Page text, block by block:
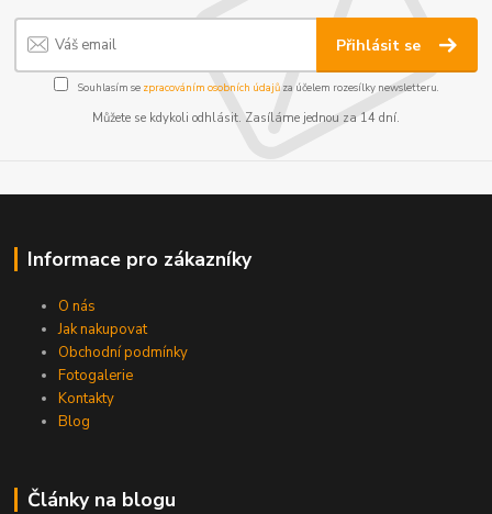
Přihlásit se
Souhlasím se zpracováním osobních údajůza účelem rozesílky newsletteru.
Můžete se kdykoli odhlásit. Zasíláme jednou za 14 dní.
Informace pro zákazníky
O nás
Jak nakupovat
Obchodní podmínky
Fotogalerie
Kontakty
Blog
Články na blogu